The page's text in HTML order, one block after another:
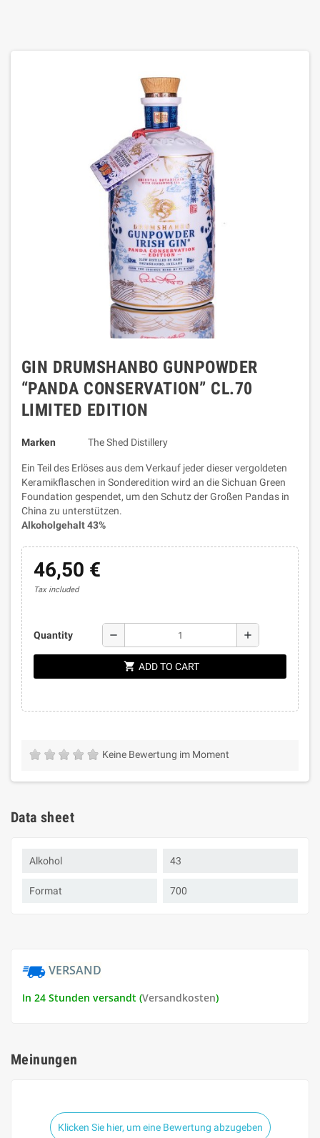
GIN DRUMSHANBO GUNPOWDER
“PANDA CONSERVATION” CL.70
LIMITED EDITION
Marken The Shed Distillery
Ein Teil des Erlöses aus dem Verkauf jeder dieser vergoldeten
Keramikflaschen in Sonderedition wird an die Sichuan Green
Foundation gespendet, um den Schutz der Großen Pandas in
China zu unterstützen.
Alkoholgehalt 43%
46,50 €
Tax included
Quantity remove add
shopping_cart ADD TO CART
Keine Bewertung im Moment
Data sheet
Alkohol 43
Format 700
VERSAND
In 24 Stunden versandt (Versandkosten)
Meinungen
Klicken Sie hier, um eine Bewertung abzugeben